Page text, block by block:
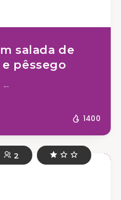
salada de
pêssego
...
1400
2